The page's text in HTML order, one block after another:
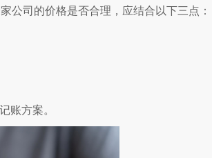
公司的价格是否合理，应结合以下三点：
账方案。